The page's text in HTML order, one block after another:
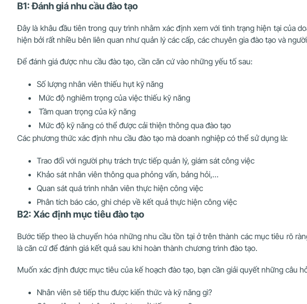
B1: Đánh giá nhu cầu đào tạo
Đây là khâu đầu tiên trong quy trình nhằm xác định xem với tình trạng hiện tại của
hiện bởi rất nhiều bên liên quan như quản lý các cấp, các chuyên gia đào tạo và
Để đánh giá được nhu cầu đào tạo, cần căn cứ vào những yếu tố sau:
Số lượng nhân viên thiếu hụt kỹ năng
Mức độ nghiêm trọng của việc thiếu kỹ năng
Tầm quan trọng của kỹ năng
Mức độ kỹ năng có thể được cải thiện thông qua đào tạo
Các phương thức xác định nhu cầu đào tạo mà doanh nghiệp có thể sử dụng là:
Trao đổi với người phụ trách trực tiếp quản lý, giám sát công việc
Khảo sát nhân viên thông qua phỏng vấn, bảng hỏi,…
Quan sát quá trình nhân viên thực hiện công việc
Phân tích báo cáo, ghi chép về kết quả thực hiện công việc
B2: Xác định mục tiêu đào tạo
Bước tiếp theo là chuyển hóa những nhu cầu tồn tại ở trên thành các mục tiêu rõ
là căn cứ để đánh giá kết quả sau khi hoàn thành chương trình đào tạo.
Muốn xác định được mục tiêu của kế hoạch đào tạo, bạn cần giải quyết những câu
Nhân viên sẽ tiếp thu được kiến thức và kỹ năng gì?